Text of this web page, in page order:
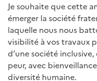
Je souhaite que cette
émerger la société
laquelle nous nous
visibilité à vos travaux
d’une société
peur, avec
diversité humaine.